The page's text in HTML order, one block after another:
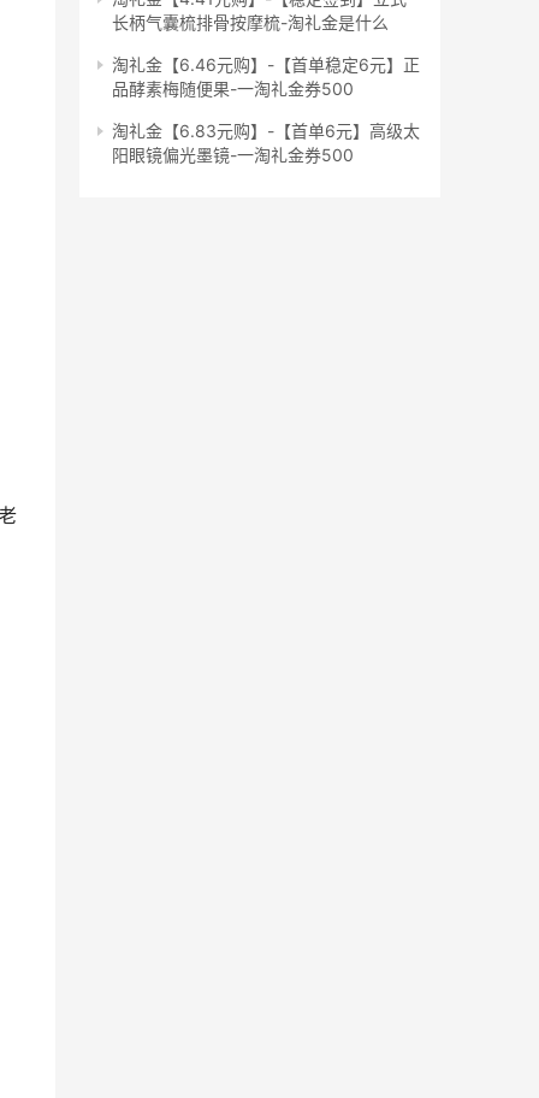
长柄气囊梳排骨按摩梳-淘礼金是什么
淘礼金【6.46元购】-【首单稳定6元】正
品酵素梅随便果-一淘礼金券500
淘礼金【6.83元购】-【首单6元】高级太
阳眼镜偏光墨镜-一淘礼金券500